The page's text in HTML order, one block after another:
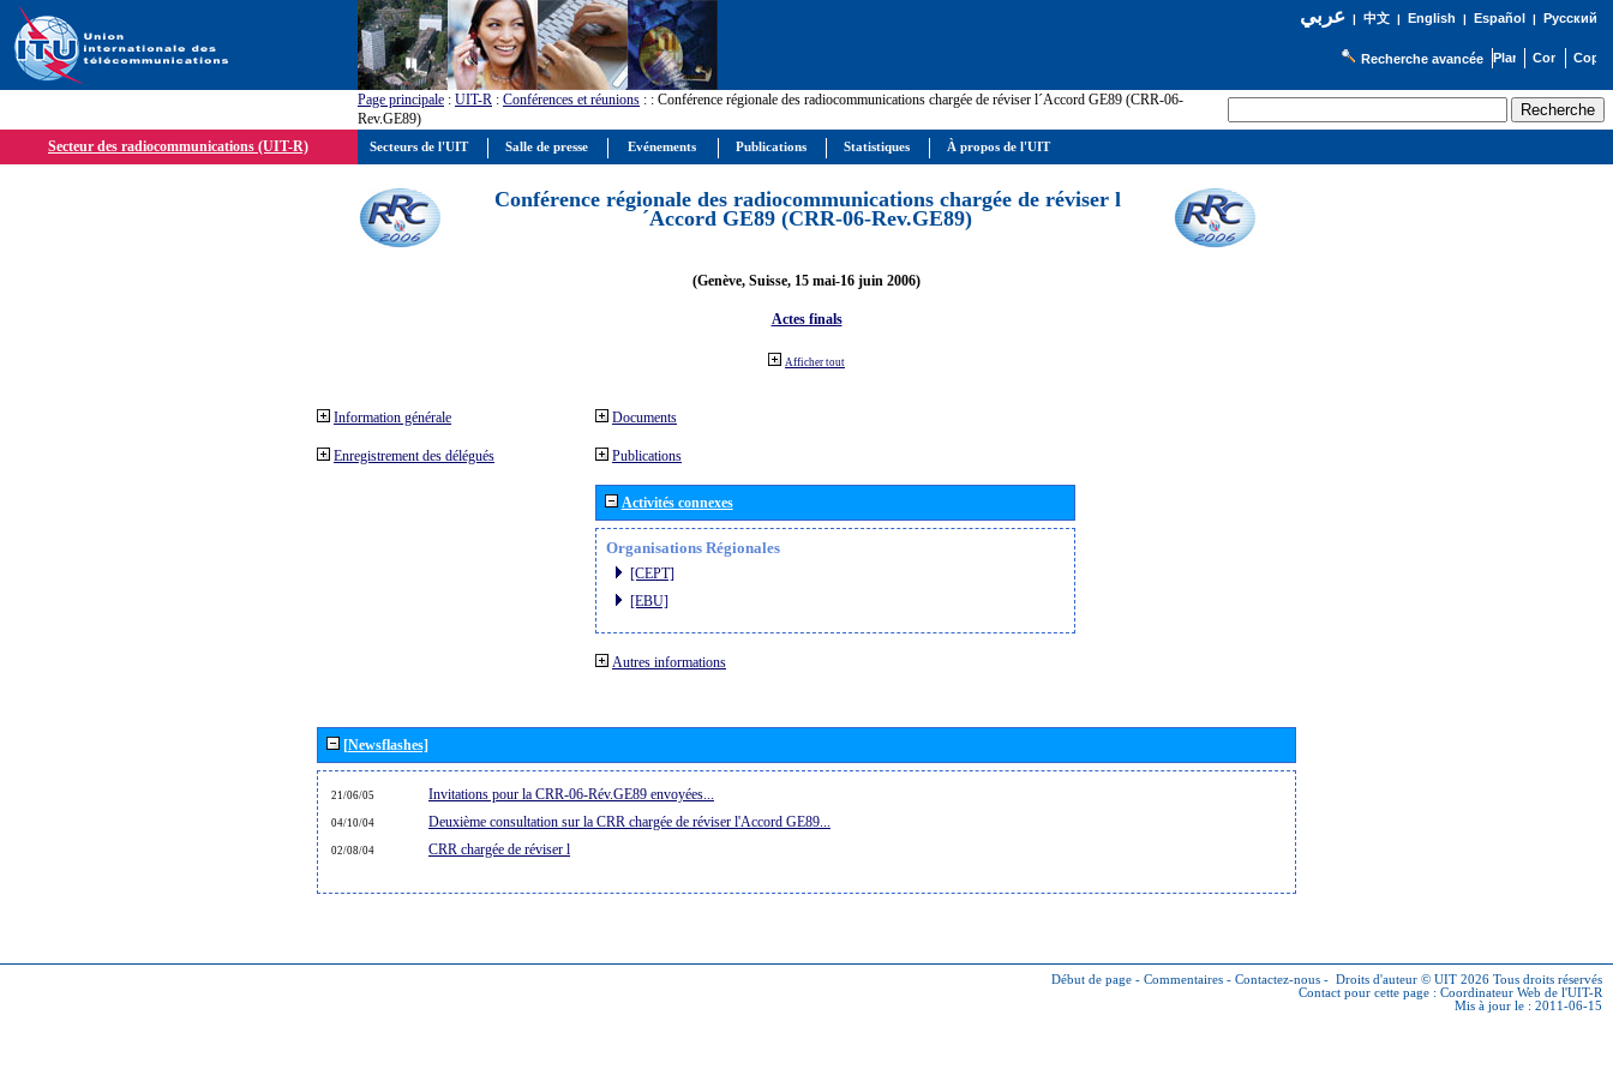
عربي| 中文| English | Español | Русский
Recherche avancée
Page principale : UIT-R : Conférences et réunions : : Conférence régionale des radiocommunications chargée de réviser l´Accord GE89 (CRR-06-
Rev.GE89)
Secteur des radiocommunications (UIT-R)
Conférence régionale des radiocommunications chargée de réviser l
´Accord GE89 (CRR-06-Rev.GE89)
(Genève, Suisse, 15 mai-16 juin 2006)
Actes finals
Afficher tout
Information générale
Enregistrement des délégués
Documents
Publications
Activités connexes
Organisations Régionales
[CEPT]
[EBU]
Autres informations
[Newsflashes]
21/06/05 Invitations pour la CRR-06-Rév.GE89 envoyées...
04/10/04 Deuxième consultation sur la CRR chargée de réviser l'Accord GE89...
02/08/04 CRR chargée de réviser l
Début de page - Commentaires - Contactez-nous - Droits d'auteur © UIT 2026 Tous droits réservés
Contact pour cette page : Coordinateur Web de l'UIT-R
Mis à jour le : 2011-06-15
Secteurs de l'UIT Salle de presse Evénements Publications Statistiques À propos de l'UIT